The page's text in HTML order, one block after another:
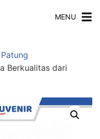
MENU
Patung
Berkualitas dari